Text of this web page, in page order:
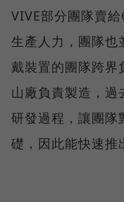
VIVE部分團隊賣
生產人力，團隊也
戴裝置的團隊跨界
山廠負責製造，
研發過程，讓團隊
礎，因此能快速推